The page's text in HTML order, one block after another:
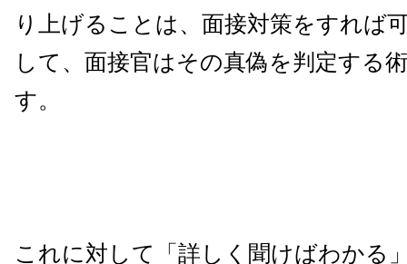
り上げることは、面接対策をすれば
して、面接官はその真偽を判定する
す。
これに対して「詳しく聞けばわかる